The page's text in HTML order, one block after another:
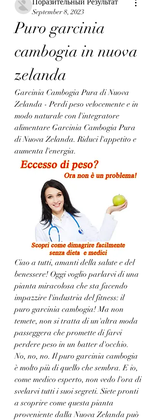
Поразительный Результат
September 8, 2023
Puro garcinia
cambogia in nuova
zelanda
Garcinia Cambogia Pura di Nuova
Zelanda - Perdi peso velocemente e in
modo naturale con l'integratore
alimentare Garcinia Cambogia Pura
di Nuova Zelanda. Riduci l'appetito e
aumenta l'energia.
Ciao a tutti, amanti della salute e del
benessere! Oggi voglio parlarvi di una
pianta miracolosa che sta facendo
impazzire l'industria del fitness: il
puro garcinia cambogia! Ma non
temete, non si tratta di un'altra moda
passeggera che promette di farvi
perdere peso in un batter d'occhio.
No, no, no. Il puro garcinia cambogia
è molto più di quello che sembra. E io,
come medico esperto, non vedo l'ora di
svelarvi tutti i suoi segreti. Siete pronti
a scoprire come questa pianta
proveniente dalla Nuova Zelanda può